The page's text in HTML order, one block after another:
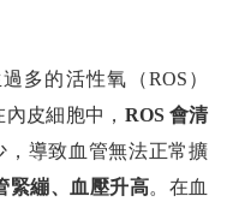
多的活性氧（ROS）
皮細胞中， ROS 會清
，導致血管無法正常擴
緊繃、血壓升高。在血